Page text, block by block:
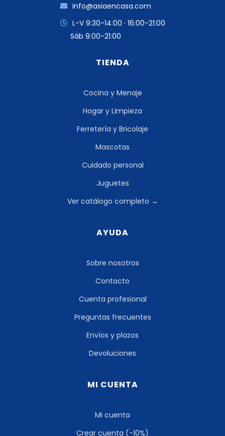
info@asiaencasa.com
L-V 9:30-14:00 · 16:00-21:00
Sáb 9:00-21:00
TIENDA
Cocina y Menaje
Hogar y Limpieza
Ferretería y Bricolaje
Mascotas
Cuidado personal
Juguetes
Ver catálogo completo →
AYUDA
Sobre nosotros
Contacto
Cuenta profesional
Preguntas frecuentes
Envíos y plazos
Devoluciones
MI CUENTA
Mi cuenta
Crear cuenta (-10%)